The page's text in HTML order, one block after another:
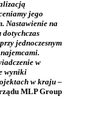
jego
Nastawienie na
dotychczas
jednoczesnym
w
wyniki
w kraju –
MLP Group